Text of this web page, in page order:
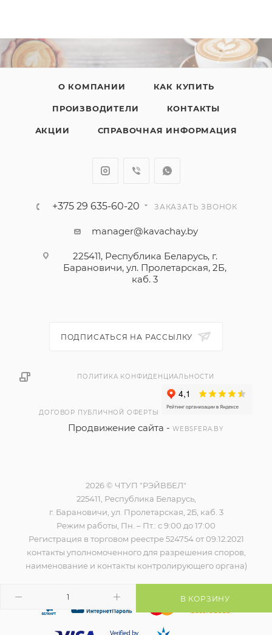
В КОРЗИНУ
О КОМПАНИИ КАК КУПИТЬ
ПРОИЗВОДИТЕЛИ КОНТАКТЫ
АКЦИИ СПРАВОЧНАЯ ИНФОРМАЦИЯ
+375 29 635-60-20 ЗАКАЗАТЬ ЗВОНОК
manager@kavachay.by
225411, Республика Беларусь, г.
Барановичи, ул. Пролетарская, 2Б,
каб. 3
ПОДПИСАТЬСЯ НА РАССЫЛКУ
ПОЛИТИКА КОНФИДЕНЦИАЛЬНОСТИ
ДОГОВОР ПУБЛИЧНОЙ ОФЕРТЫ
Продвижение сайта -WEBSFERA.BY
2026 © ЧТУП "РЭЙВБЕЛ"
225411, Республика Беларусь,
г. Барановичи, ул. Пролетарская, 2Б, каб. 3
Режим работы, Пн. – Пт.: с 9:00 до 17:00
Регистрация в торговом реестре 524754 от 09.12.2021
контакты уполномоченного для разрешения споров,
наименование и контакты контролирующего органа)